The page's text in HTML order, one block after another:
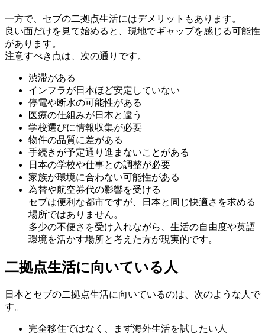
一方で、セブの二拠点生活にはデメリットもあります。
良い面だけを見て始めると、現地でギャップを感じる可能性
があります。
注意すべき点は、次の通りです。
渋滞がある
インフラが日本ほど安定していない
停電や断水の可能性がある
医療の仕組みが日本と違う
学校選びに情報収集が必要
物件の品質に差がある
手続きが予定通り進まないことがある
日本の学校や仕事との調整が必要
家族が環境に合わない可能性がある
為替や航空券代の影響を受ける
セブは便利な都市ですが、日本と同じ快適さを求める
場所ではありません。
多少の不便さを受け入れながら、生活の自由度や英語
環境を活かす場所と考えた方が現実的です。
二拠点生活に向いている人
日本とセブの二拠点生活に向いているのは、次のような人で
す。
完全移住ではなく、まず海外生活を試したい人